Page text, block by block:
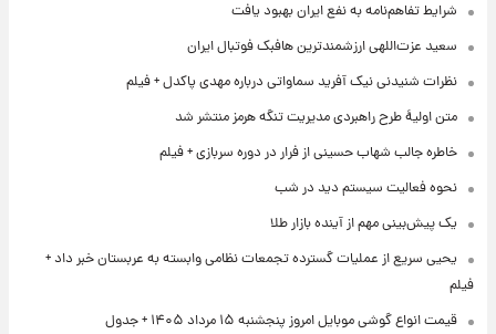
شرایط تفاهم‌نامه به نفع ایران بهبود یافت
سعید عزت‌اللهی ارزشمندترین هافبک فوتبال ایران
نظرات شنیدنی نیک آفرید سماواتی درباره مهدی پاکدل + فیلم
متن اولیۀ طرح راهبردی مدیریت تنگه هرمز منتشر شد
خاطره جالب شهاب حسینی از فرار در دوره سربازی + فیلم
نحوه فعالیت سیستم دید در شب
یک پیش‌بینی مهم از آینده بازار طلا
یحیی سریع از عملیات گسترده تجمعات نظامی وابسته به عربستان خبر داد +
فیلم
قیمت انواع گوشی موبایل امروز پنجشنبه ۱۵ مرداد ۱۴۰۵ + جدول